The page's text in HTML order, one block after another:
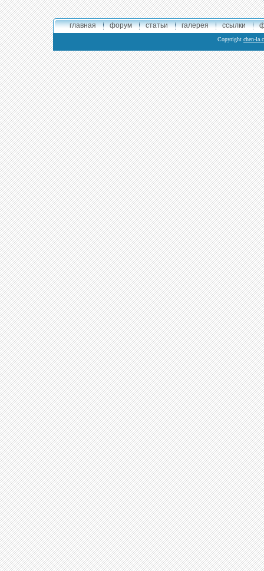
главная форум статьи галерея ссылки
Copyright chen-